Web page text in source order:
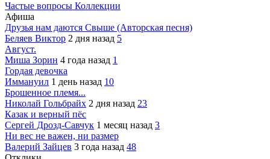
Частые вопросы Коллекции
Афиша
Друзья нам даются Свыше (Авторская песня)
Беляев Виктор 2 дня назад 5
Август.
Миша Зорин 4 года назад 1
Гордая девочка
Иммануил 1 день назад 10
Брошенное племя...
Николай Гольбрайх 2 дня назад 23
Казак и верный пёс
Сергей Дрозд-Савчук 1 месяц назад 3
Ни вес не важен, ни размер
Валерий Зайцев 3 года назад 48